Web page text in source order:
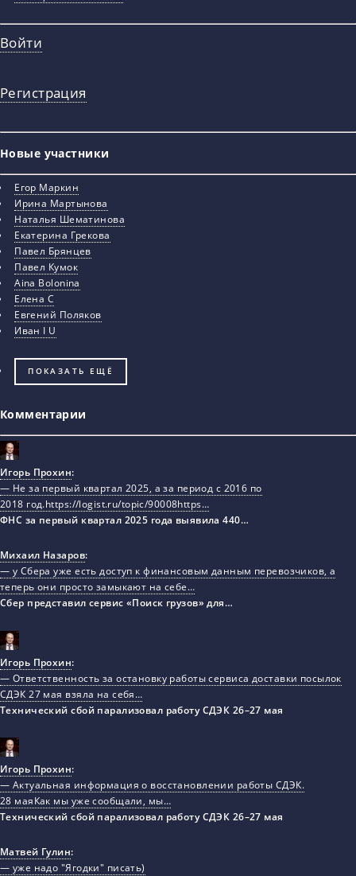
Войти
Регистрация
Новые участники
Егор Маркин
Ирина Мартынова
Наталья Шематинова
Екатерина Грекова
Павел Брянцев
Павел Кумок
Aina Bolonina
Елена С
Евгений Поляков
Иван I U
ПОКАЗАТЬ ЕЩЁ
Комментарии
Игорь Прохин:
— Не за первый квартал 2025, а за период с 2016 по
2018 год.https://logist.ru/topic/90008https…
ФНС за первый квартал 2025 года выявила 440…
Михаил Назаров:
— у Сбера уже есть доступ к финансовым данным перевозчиков, а
теперь они просто замыкают на себе…
Сбер представил сервис «Поиск грузов» для…
Игорь Прохин:
— Ответственность за остановку работы сервиса доставки посылок
СДЭК 27 мая взяла на себя…
Технический сбой парализовал работу СДЭК 26–27 мая
Игорь Прохин:
— Актуальная информация о восстановлении работы СДЭК.
28 маяКак мы уже сообщали, мы…
Технический сбой парализовал работу СДЭК 26–27 мая
Матвей Гулин:
— уже надо "Ягодки" писать)